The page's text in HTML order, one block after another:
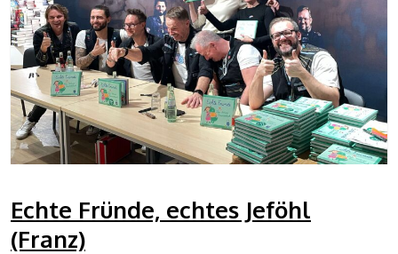
Echte Fründe, echtes Jeföhl
(Franz)